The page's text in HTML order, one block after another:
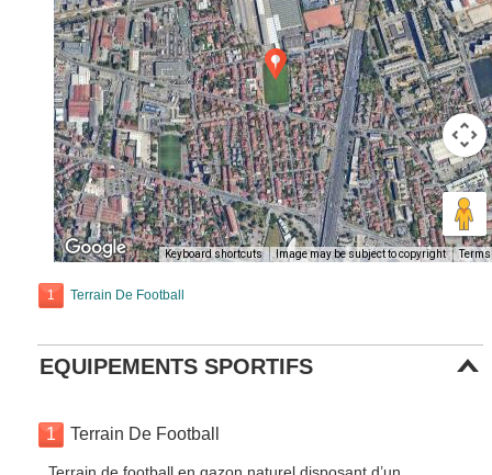
Keyboard shortcuts Image may be subject to copyright Terms
1 Terrain De Football
EQUIPEMENTS SPORTIFS
1 Terrain De Football